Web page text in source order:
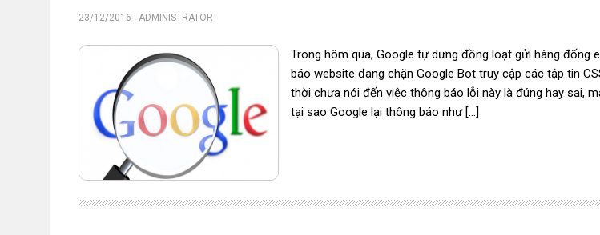
23/12/2016 - ADMINISTRATOR
Trong hôm qua, Google tự dưng đồng loạt gửi hàng đống
báo website đang chặn Google Bot truy cập các tập tin
thời chưa nói đến việc thông báo lỗi này là đúng hay sai,
tại sao Google lại thông báo như […]